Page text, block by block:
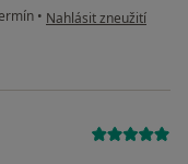
• podle názoru uživatele
Nahlásit zneužití